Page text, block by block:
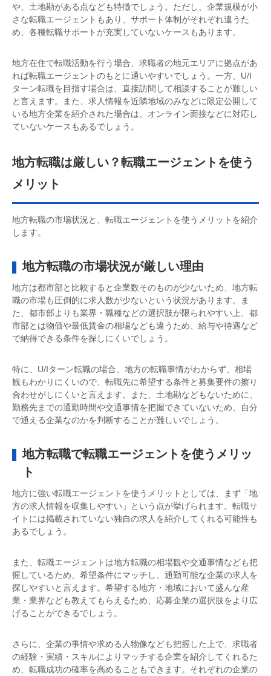
や、土地勘がある点なども特徴でしょう。ただし、企業規模が小
さな転職エージェントもあり、サポート体制がそれぞれ違うた
め、各種転職サポートが充実していないケースもあります。
地方在住で転職活動を行う場合、求職者の地元エリアに拠点があ
れば転職エージェントのもとに通いやすいでしょう。一方、U/I
ターン転職を目指す場合は、直接訪問して相談することが難しい
と言えます。また、求人情報を近隣地域のみなどに限定公開して
いる地方企業を紹介された場合は、オンライン面接などに対応し
ていないケースもあるでしょう。
地方転職は厳しい？転職エージェントを使う
メリット
地方転職の市場状況と、転職エージェントを使うメリットを紹介
します。
地方転職の市場状況が厳しい理由
地方は都市部と比較すると企業数そのものが少ないため、地方転
職の市場も圧倒的に求人数が少ないという状況があります。ま
た、都市部よりも業界・職種などの選択肢が限られやすい上、都
市部とは物価や最低賃金の相場なども違うため、給与や待遇など
で納得できる条件を探しにくいでしょう。
特に、U/Iターン転職の場合、地方の転職事情がわからず、相場
観もわかりにくいので、転職先に希望する条件と募集要件の擦り
合わせがしにくいと言えます。また、土地勘などもないために、
勤務先までの通勤時間や交通事情を把握できていないため、自分
で通える企業なのかを判断することが難しいでしょう。
地方転職で転職エージェントを使うメリッ
ト
地方に強い転職エージェントを使うメリットとしては、まず「地
方の求人情報を収集しやすい」という点が挙げられます。転職サ
イトには掲載されていない独自の求人を紹介してくれる可能性も
あるでしょう。
また、転職エージェントは地方転職の相場観や交通事情なども把
握しているため、希望条件にマッチし、通勤可能な企業の求人を
探しやすいと言えます。希望する地方・地域において盛んな産
業・業界なども教えてもらえるため、応募企業の選択肢をより広
げることができるでしょう。
さらに、企業の事情や求める人物像なども把握した上で、求職者
の経験・実績・スキルによりマッチする企業を紹介してくれるた
め、転職成功の確率を高めることもできます。それぞれの企業の